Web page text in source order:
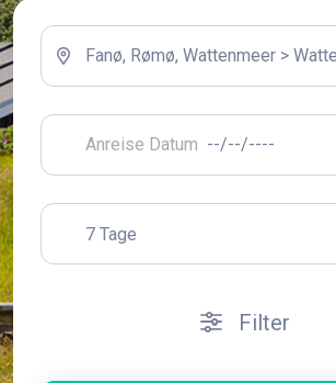
7 Tage
Filter